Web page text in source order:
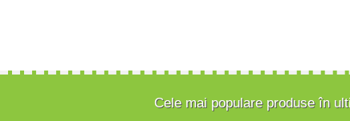
Cele mai populare produse în